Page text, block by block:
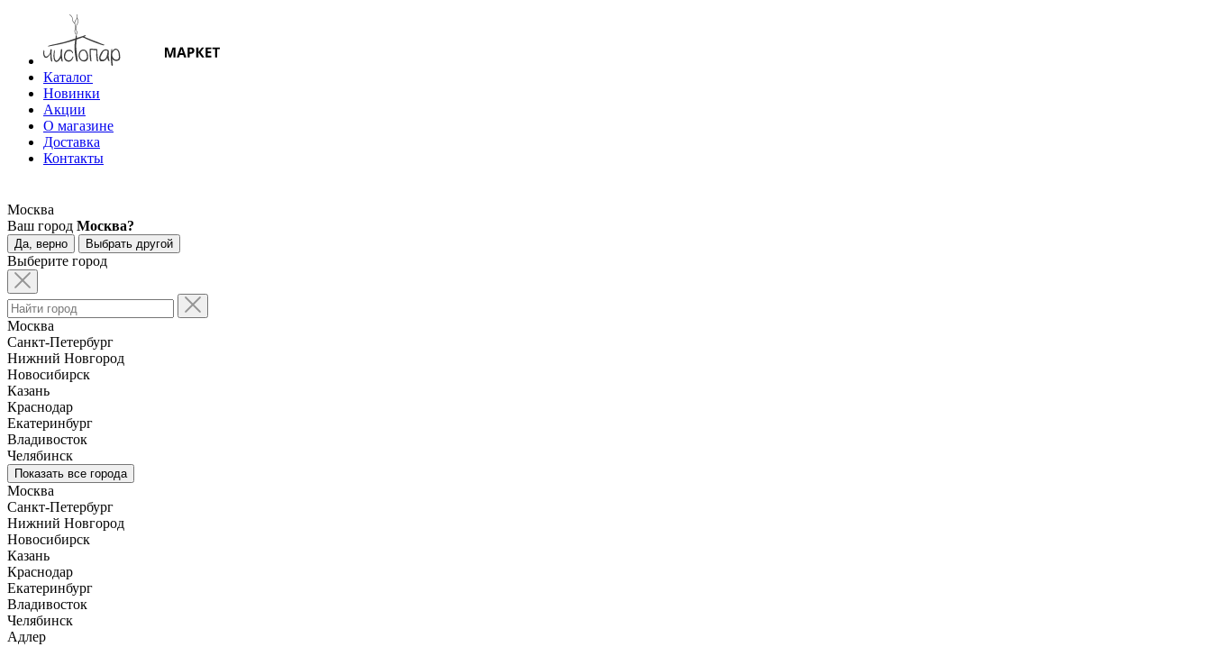
Каталог
Новинки
Акции
О магазине
Доставка
Контакты
Москва
Ваш город Москва?
Да, верно Выбрать другой
Выберите город
Москва
Санкт-Петербург
Нижний Новгород
Новосибирск
Казань
Краснодар
Екатеринбург
Владивосток
Челябинск
Показать все города
Москва
Санкт-Петербург
Нижний Новгород
Новосибирск
Казань
Краснодар
Екатеринбург
Владивосток
Челябинск
Адлер